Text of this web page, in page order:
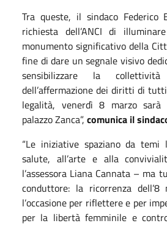
Tra queste, il sindaco Federico
richiesta dell’ANCI di
monumento significativo della
fine di dare un segnale visivo
sensibilizzare la
dell’affermazione dei diritti di
legalità, venerdì 8 marzo
palazzo Zanca”, comunica il
“Le iniziative spaziano da
salute, all’arte e alla
l’assessora Liana Cannata – ma
conduttore: la ricorrenza dell’8
l’occasione per riflettere e per
per la libertà femminile e